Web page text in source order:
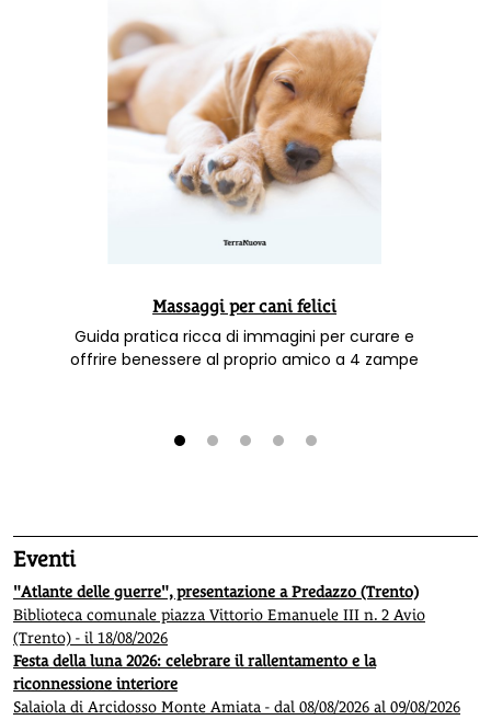
Massaggi per cani felici
Guida pratica ricca di immagini per curare e
offrire benessere al proprio amico a 4 zampe
Eventi
"Atlante delle guerre", presentazione a Predazzo (Trento)
Biblioteca comunale piazza Vittorio Emanuele III n. 2 Avio
(Trento) - il 18/08/2026
Festa della luna 2026: celebrare il rallentamento e la
riconnessione interiore
Salaiola di Arcidosso Monte Amiata - dal 08/08/2026 al 09/08/2026